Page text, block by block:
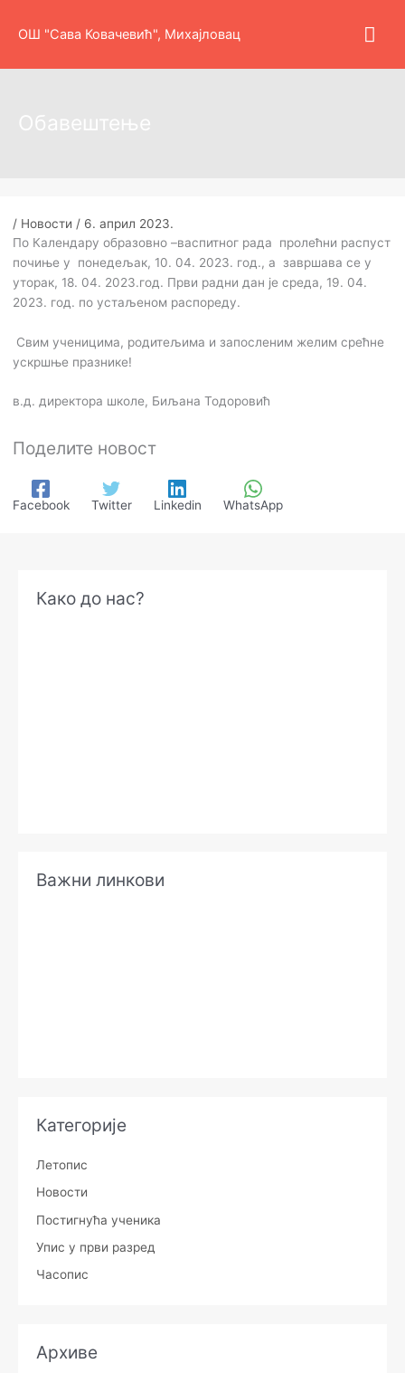
ОШ "Сава Ковачевић", Михајловац
Обавештење
/ Новости / 6. април 2023.
По Календару образовно –васпитног рада пролећни распуст
почиње у понедељак, 10. 04. 2023. год., а завршава се у
уторак, 18. 04. 2023.год. Први радни дан је среда, 19. 04.
2023. год. по устаљеном распореду.
Свим ученицима, родитељима и запосленим желим срећне
ускршње празнике!
в.д. директора школе, Биљана Тодоровић
Поделите новост
Facebook Twitter Linkedin WhatsApp
Како до нас?
Важни линкови
Категорије
Летопис
Новости
Постигнућа ученика
Упис у први разред
Часопис
Архиве
р